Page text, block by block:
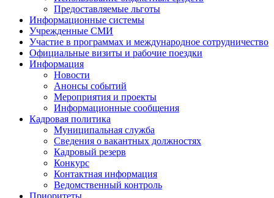
Предоставляемые льготы
Информационные системы
Учрежденные СМИ
Участие в программах и международное сотрудничество
Официальные визиты и рабочие поездки
Информация
Новости
Анонсы событий
Мероприятия и проекты
Информационные сообщения
Кадровая политика
Муниципальная служба
Сведения о вакантных должностях
Кадровый резерв
Конкурс
Контактная информация
Ведомственный контроль
Приоритеты